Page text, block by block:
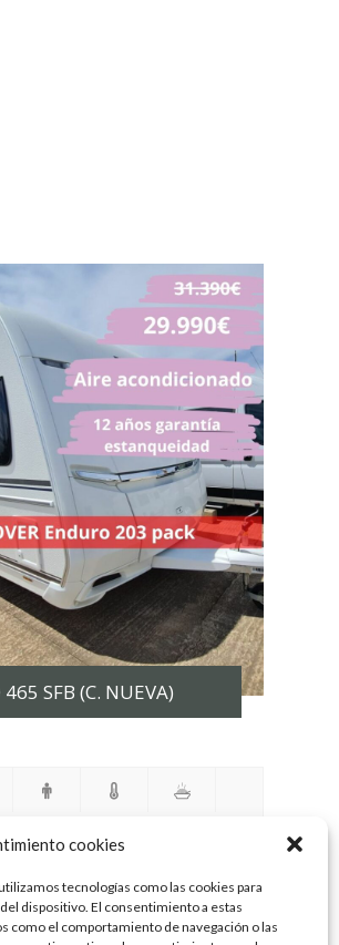
cookies
tecnologías como las cookies para
dispositivo. El consentimiento a estas
como el comportamiento de navegación o las
SFB (C. NUEVA)